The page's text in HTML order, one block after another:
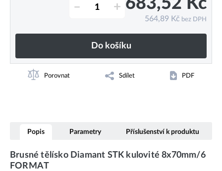
– + 683,52 Kč
564,89 Kč bez DPH
Do košíku
Porovnat Sdílet PDF
Popis Parametry Příslušenství k produktu
Brusné tělísko Diamant STK kulovité 8x70mm/6
FORMAT